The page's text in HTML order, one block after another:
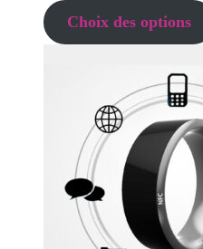
prix :
24,00 €
Choix des options